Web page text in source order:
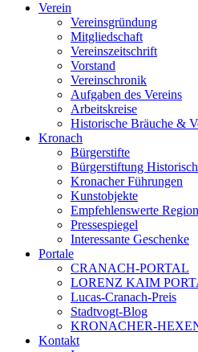
Verein
Vereinsgründung
Mitgliedschaft
Vereinszeitschrift
Vorstand
Vereinschronik
Aufgaben des Vereins
Arbeitskreise
Historische Bräuche &
Kronach
Bürgerstifte
Bürgerstiftung
Kronacher Führungen
Kunstobjekte
Empfehlenswerte
Pressespiegel
Interessante Geschenke
Portale
CRANACH-PORTAL
LORENZ KAIM
Lucas-Cranach-Preis
Stadtvogt-Blog
KRONACHER-
Kontakt